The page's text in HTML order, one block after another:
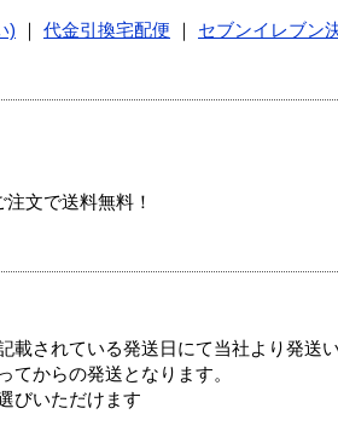
) 代金引換宅配便
セブンイレブン
文で送料無料！
されている発送日にて当社より発送い
てからの発送となります。
びいただけます